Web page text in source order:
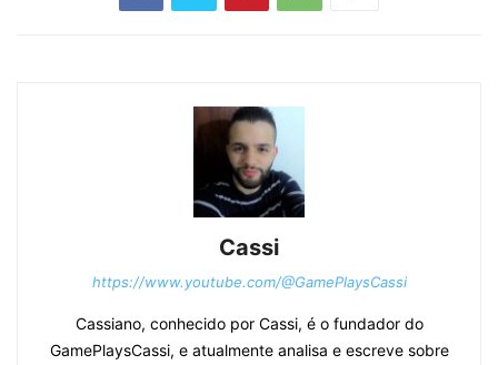
Cassi
https://www.youtube.com/@GamePlaysCassi
Cassiano, conhecido por Cassi, é o fundador do
GamePlaysCassi, e atualmente analisa e escreve sobre